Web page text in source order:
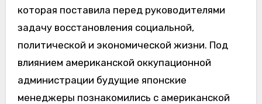
которая поставила перед руководителями
задачу восстановления социальной,
политической и экономической жизни. Под
влиянием американской оккупационной
администрации будущие японские
менеджеры познакомились с американской